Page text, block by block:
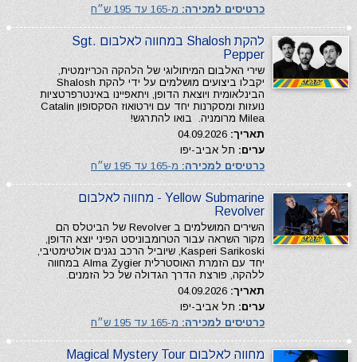
כרטיסים למכירה: מ-165 עד 195 ש״ח
להקת Shalosh במחווה לאלבום Sgt.
Pepper
שירי האלבום המיתולוגי של הלהקה הכריזמטית,
יקבלו ביצועים מושלמים על ידי להקת Shalosh
הבינלאומית ויוצאת הדופן, ויתאפיינו באינטרפרטציות
נועזות ומסקרנות יחד עם וירטואוז הסקסופון Catalin
Milea מרומניה. בואו להתרגש!
תאריך:
ערים: תל אביב-יפו
כרטיסים למכירה: מ-165 עד 195 ש״ח
Yellow Submarine - מחווה לאלבום
Revolver
השירים המושלמים ב Revolver של הביטלס הם
מקור השראה עבור הטרומבוניסט הפיני יוצא הדופן,
Kasperi Sarikoski, שיוביל הרכב נגנים אולטימטיבי,
יחד עם הזמרת האוסטרלית Alma Zygier במחווה
ללהקה, פורצת הדרך הגדולה של כל הזמנים.
תאריך:
ערים: תל אביב-יפו
כרטיסים למכירה: מ-165 עד 195 ש״ח
מחווה לאלבום Magical Mystery Tour